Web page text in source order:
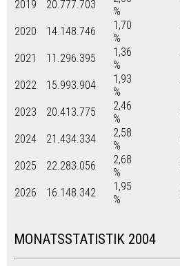
2019
20.777.703
%
2020
14.148.746
1,70
%
2021
11.296.395
1,36
%
2022
15.993.904
1,93
%
2023
20.413.775
2,46
%
2024
21.434.334
2,58
%
2025
22.283.056
2,68
%
2026
16.148.342
1,95
%
MONATSSTATISTIK 2004